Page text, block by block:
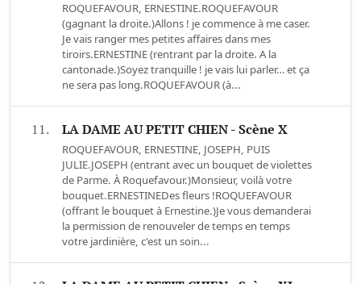
ROQUEFAVOUR, ERNESTINE.ROQUEFAVOUR
(gagnant la droite.)Allons ! je commence à me caser.
Je vais ranger mes petites affaires dans mes
tiroirs.ERNESTINE (rentrant par la droite. A la
cantonade.)Soyez tranquille ! je vais lui parler… et ça
ne sera pas long.ROQUEFAVOUR (à...
11. LA DAME AU PETIT CHIEN - Scène X
ROQUEFAVOUR, ERNESTINE, JOSEPH, PUIS
JULIE.JOSEPH (entrant avec un bouquet de violettes
de Parme. À Roquefavour.)Monsieur, voilà votre
bouquet.ERNESTINEDes fleurs !ROQUEFAVOUR
(offrant le bouquet à Ernestine.)Je vous demanderai
la permission de renouveler de temps en temps
votre jardinière, c'est un soin...